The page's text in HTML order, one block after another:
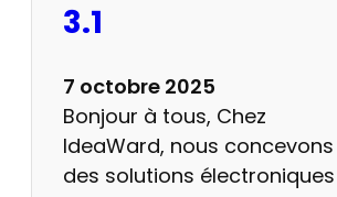
2
0
2
5
3.1
7 octobre 2025
Bonjour à tous, Chez
IdeaWard, nous concevons
des solutions électroniques